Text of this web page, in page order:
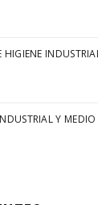
HIGIENE
Y